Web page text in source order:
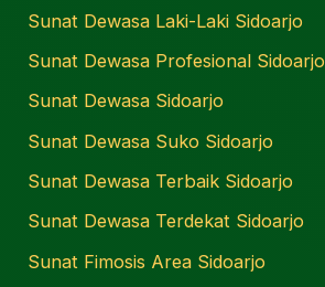
Sunat Dewasa Laki-Laki Sidoarjo
Sunat Dewasa Profesional Sidoarjo
Sunat Dewasa Sidoarjo
Sunat Dewasa Suko Sidoarjo
Sunat Dewasa Terbaik Sidoarjo
Sunat Dewasa Terdekat Sidoarjo
Sunat Fimosis Area Sidoarjo